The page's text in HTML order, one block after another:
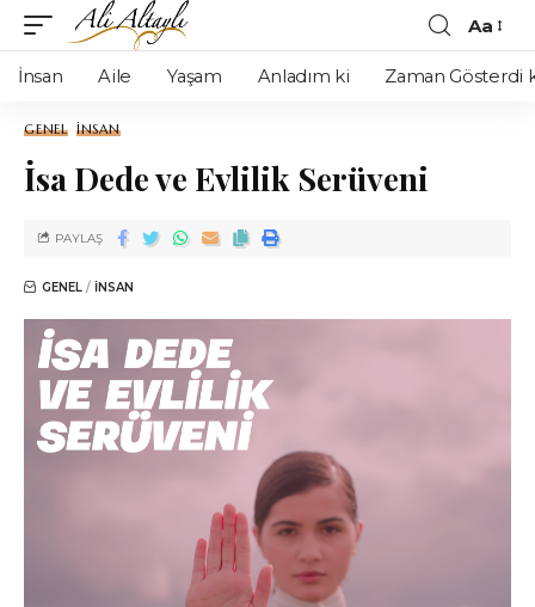
Aa
İnsan Aile Yaşam Anladım ki Zaman Gösterdi
GENEL İNSAN
İsa Dede ve Evlilik Serüveni
GENEL İNSAN
PAYLAŞ